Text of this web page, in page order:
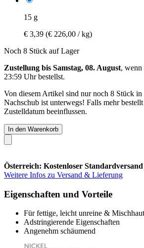
15 g
€ 3,39 (€ 226,00 / kg)
Noch 8 Stück auf Lager
Zustellung bis Samstag, 08. August, wenn
23:59 Uhrbestellst.
Von diesem Artikel sind nur noch 8 Stück in
Nachschub ist unterwegs! Falls mehr
Zustelldatum beeinflussen.
In den Warenkorb
Österreich: Kostenloser Standardversand
Weitere Infos zu Versand & Lieferung
Eigenschaften und Vorteile
Für fettige, leicht unreine & Mischhaut
Adstringierende Eigenschaften
Angenehm schäumend